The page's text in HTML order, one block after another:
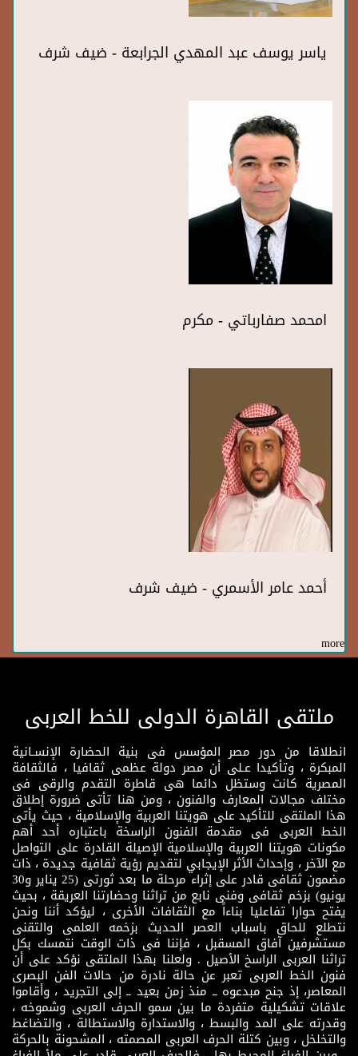
ياسر يوسف عبد المهدي الجرابعة - ضيف شرف
امحمد صفارباتي - مكرم
أحمد عامر الأسمري - ضيف شرف
more
ملتقى القاهرة الدولى للخط العربى
انطلاقا من دور مصر المؤسس فى بنية الحضارة الإنسـانية
المبكرة ، وتأكيدا عـلى أن مصر دولة عظمى ثقافيا ، فالثقافة
المصرية كانت وستظل دائما هى قاطرة التقدم والرقى فى
مختلف مجالات المعارف والفنون ، ومن هنا تأتى ضرورة إطلاق
هذا الملتقى للتأكيد على هويتنا العربية والإسلامية ، حيث يأتى
الخط العربى فى مقدمة الفنون الراسخة باعتباره أحد أهم
مكونات هويتنا العربية والإسلامية الإصيلة القادرة على التواصل
مع الآخر ، وإحداث الأثر الإيجابي لتقديم رؤية ثقافية جديدة ، ذات
مضمون ثقافى قادر على إثراء مرحلة ما بعد ثورتى (25 يناير و30
يونيو) بزخم ثقافى وفنى نابع من تراثنا وحضارتنا العريقة ، بحيث
يفتح حوارا تفاعليا بناءاً مع الثقافات الأخرى ، ليؤكد أننا ونحن
نتطلع للحاق باسباب العصر الحديث بزخمه العلمى والتقنى
مستشرفين آفاق المسقبل ، فإننا فى ذات الوقت نتمسك بكل
تراثنا العربى الراسخ الأصيل . ولعلنا بهذا الملتقى نؤكد على أن
فنون الخط العربى تعبر عن حالة نادرة من حالات الفن البصرى
المعاصر، إذ جنح مبدعوه ــ منذ زمن بعيد ــ إلى التجريد ، وأقاموا
علاقات تشكيلية متفردة ما بين سمو الحرف العربى وشموخه ،
وقدرته على المد والبسط ، والاستدارة والاستطالة ، والتضاغط
والتخلخل ، وبين كتلة الحرف العربى المصمته ، المشحونة بالحركة